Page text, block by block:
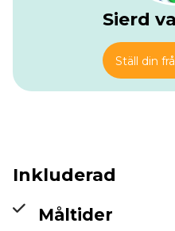
Chennek
Sierd
Ställ din
Inkluderad
Måltider